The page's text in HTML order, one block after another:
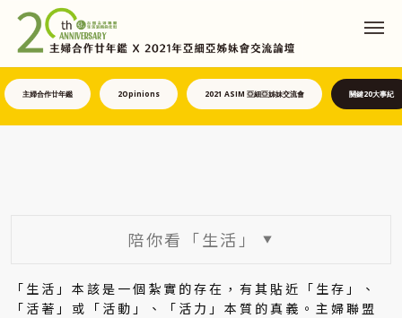
主婦合作廿年鑑 2Opinions 2021 ASIM 亞細亞姊妹交流會 關鍵20大事紀
陪你看「生活」▼
「生活」本該是一個紮實的存在，有其貼近「生存」、
「活著」或「活動」、「活力」本質的真義。主婦聯盟